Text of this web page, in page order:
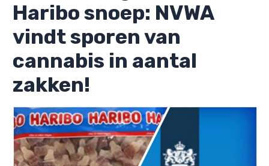
Haribo snoep: NVWA
vindt sporen van
cannabis in aantal
zakken!